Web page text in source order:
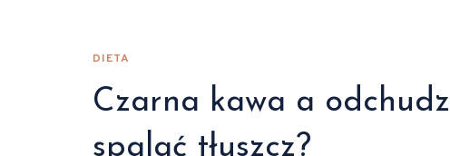
DIETA
Czarna kawa a
spalać tłuszcz?